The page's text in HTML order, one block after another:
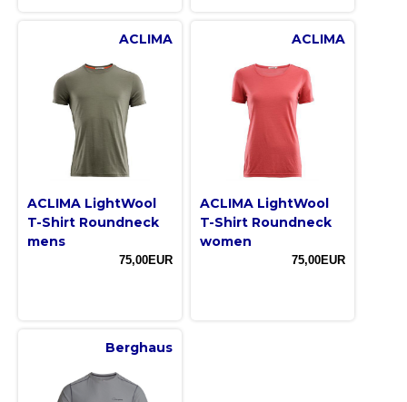
ACLIMA
ACLIMA LightWool
T-Shirt Roundneck
mens
75,00EUR
ACLIMA
ACLIMA LightWool
T-Shirt Roundneck
women
75,00EUR
Berghaus